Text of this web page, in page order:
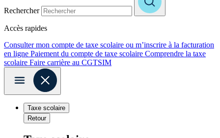
Rechercher
Accès rapides
Consulter mon compte de taxe scolaire ou m’inscrire à la facturation
en ligne Paiement du compte de taxe scolaire Comprendre la taxe
scolaire Faire carrière au CGTSIM
Taxe scolaire
Retour